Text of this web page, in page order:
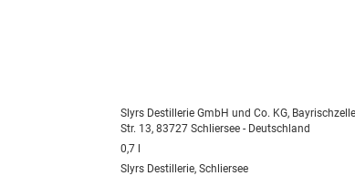
Slyrs Destillerie GmbH und Co. KG,
Str. 13, 83727 Schliersee - Deutschland
0,7 l
Slyrs Destillerie, Schliersee